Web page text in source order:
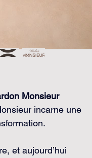
Monsieur
incarne une
et aujourd’hui